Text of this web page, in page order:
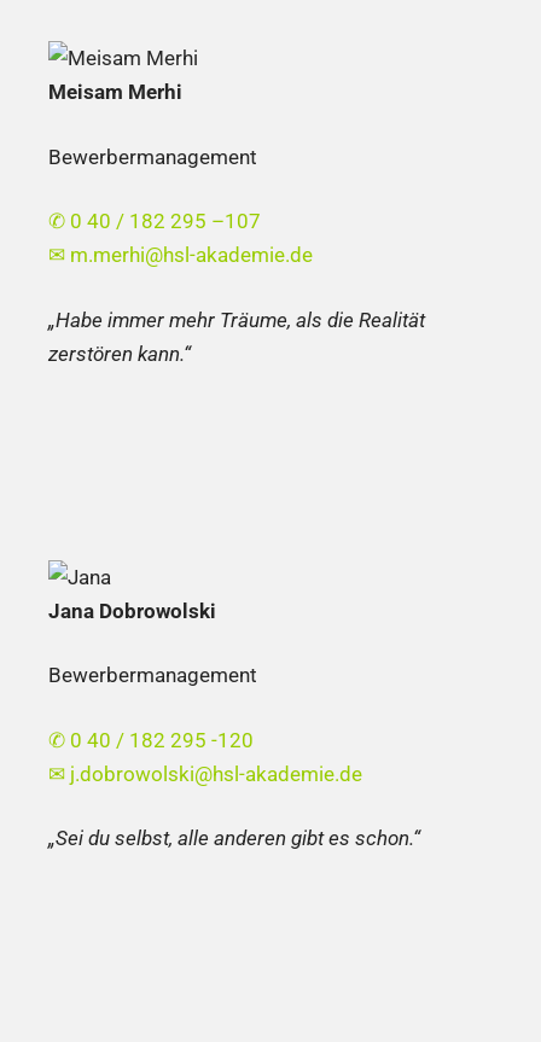
Meisam Merhi
Bewerbermanagement
✆ 0 40 / 182 295 –107
✉ m.merhi@hsl-akademie.de
„Habe immer mehr Träume, als die Realität
zerstören kann.“
Jana Dobrowolski
Bewerbermanagement
✆ 0 40 / 182 295 -120
✉ j.dobrowolski@hsl-akademie.de
„Sei du selbst, alle anderen gibt es schon.“